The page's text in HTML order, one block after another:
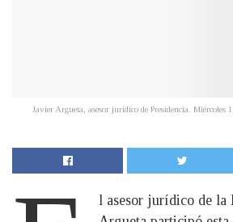
Javier Argueta, asesor jurídico de Presidencia.
l asesor jurídico de la